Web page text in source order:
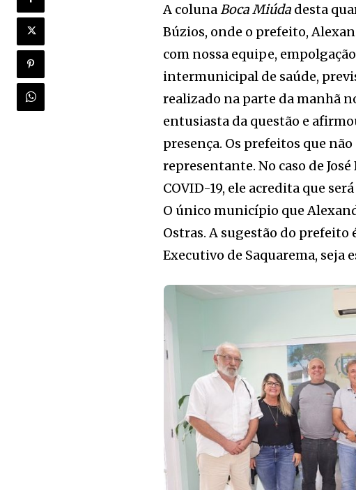
A colunaBoca Miúda desta
Búzios, onde o prefeito,
com nossa equipe,
intermunicipal de saúde,
realizado na parte da manhã
entusiasta da questão e
presença. Os prefeitos que
representante. No caso de
COVID-19, ele acredita que
O único município que
Ostras. A sugestão do prefeito
Executivo de Saquarema,